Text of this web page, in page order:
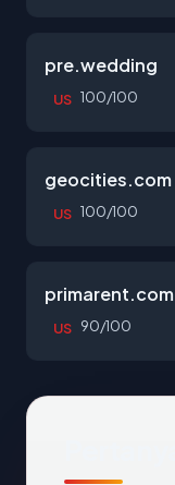
pre.wedding
US 100/100
geocities.com
US 100/100
primarent.com
US 90/100